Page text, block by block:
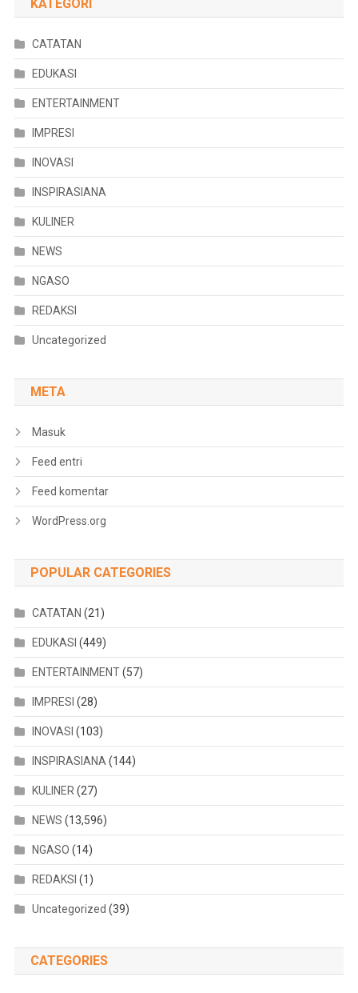
KATEGORI
CATATAN
EDUKASI
ENTERTAINMENT
IMPRESI
INOVASI
INSPIRASIANA
KULINER
NEWS
NGASO
REDAKSI
Uncategorized
META
Masuk
Feed entri
Feed komentar
WordPress.org
POPULAR CATEGORIES
CATATAN (21)
EDUKASI (449)
ENTERTAINMENT(57)
IMPRESI (28)
INOVASI (103)
INSPIRASIANA (144)
KULINER (27)
NEWS (13,596)
NGASO (14)
REDAKSI (1)
Uncategorized (39)
CATEGORIES